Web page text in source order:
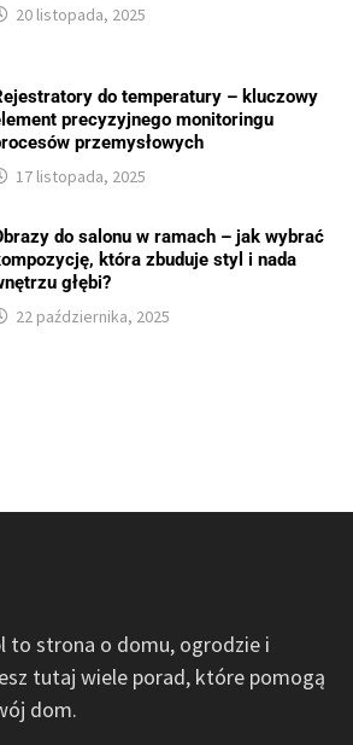
20 listopada, 2025
do temperatury – kluczowy
precyzyjnego monitoringu
przemysłowych
17 listopada, 2025
do salonu w ramach – jak wybrać
która zbuduje styl i nada
głębi?
22 października, 2025
to strona o domu, ogrodzie i
tutaj wiele porad, które pomogą
dom.